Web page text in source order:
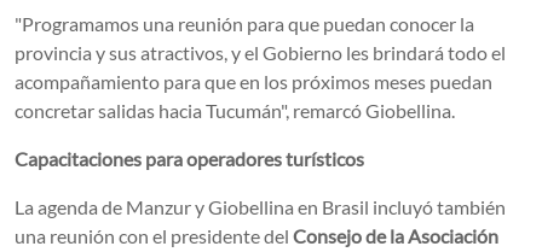
"Programamos una reunión para que puedan conocer la
provincia y sus atractivos, y el Gobierno les brindará todo el
acompañamiento para que en los próximos meses puedan
concretar salidas hacia Tucumán", remarcó Giobellina.
Capacitaciones para operadores turísticos
La agenda de Manzur y Giobellina en Brasil incluyó también
una reunión con el presidente del Consejo de la Asociación